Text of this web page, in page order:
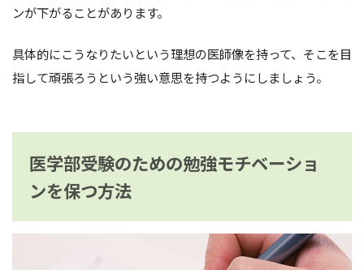
ンが下がることがあります。
具体的にこうなりたいという理想の医師像を持って、そこを目
指して頑張ろうという強い意思を持つようにしましょう。
医学部受験のための勉強モチベーショ
ンを保つ方法